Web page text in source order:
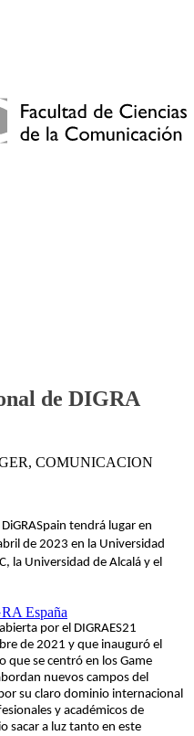
de DIGRA
COMUNICACION
tendrá lugar en
de 2023 en la Universidad
la Universidad de Alcalá y el
por el DIGRAES21
de 2021 y que inauguró el
que se centró en los Game
nuevos campos del
su claro dominio internacional
y académicos de
sacar a luz tanto en este